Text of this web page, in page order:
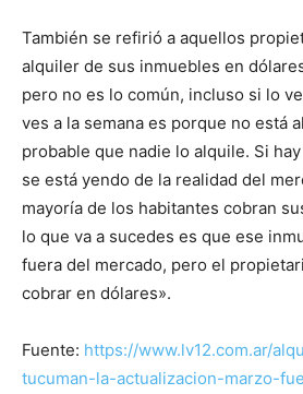
También se refirió a aquellos
alquiler de sus inmuebles en
pero no es lo común, incluso si lo
ves a la semana es porque no está
probable que nadie lo alquile. Si
se está yendo de la realidad del
mayoría de los habitantes cobran
lo que va a sucedes es que ese
fuera del mercado, pero el
cobrar en dólares».
Fuente: https://www.lv12.com.ar/
tucuman-la-actualizacion-marzo-